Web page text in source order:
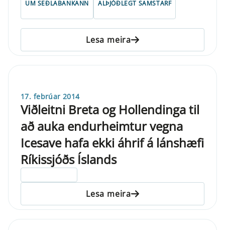
UM SEÐLABANKANN ALÞJÓÐLEGT SAMSTARF
Lesa meira
17. febrúar 2014
Viðleitni Breta og Hollendinga til
að auka endurheimtur vegna
Icesave hafa ekki áhrif á lánshæfi
Ríkissjóðs Íslands
Lesa meira